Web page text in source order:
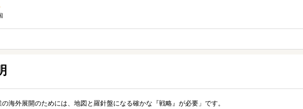
の海外展開のためには、地図と羅針盤になる確かな『戦略』が必要」です。